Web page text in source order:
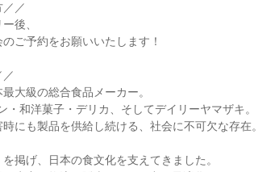
／
後、
ご予約をお願いいたします！
大級の総合食品メーカー。
・和洋菓子・デリカ、そしてデイリーヤマザキ。
時にも製品を供給し続ける、社会に不可欠な存在。
掲げ、日本の食文化を支えてきました。